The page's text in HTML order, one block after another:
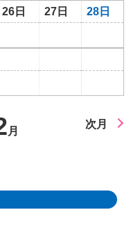
26日 27日 28日
月
次月